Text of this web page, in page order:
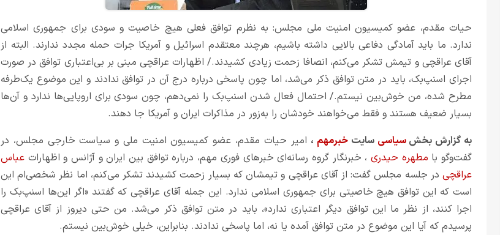
حیات مقدم، عضو کمیسیون امنیت ملی مجلس: به نظرم توافق فعلی هیچ خاصیت و سودی برای جمهوری اسلامی
ندارد. ما باید آمادگی دفاعی بالایی داشته باشیم، هرچند معتقدم اسرائیل و آمریکا جرات حمله مجدد ندارند. البته از
آقای عراقچی و تیمش تشکر می‌کنم، انصافا زحمت زیادی کشیدند./ اظهارات عراقچی مبنی بر بی‌اعتباری توافق در صورت
اجرای اسنپ‌بک، باید در متن توافق ذکر می‌شد، اما چون پاسخی درباره درج آن در توافق ندادند و این موضوع یک‌طرفه
مطرح شده، من خوش‌بین نیستم./ احتمال فعال شدن اسنپ‌بک را نمی‌دهم، چون سودی برای اروپایی‌ها ندارد و آن‌ها
بسیار ضعیف هستند و فقط می‌خواهند خودشان را به‌زور در مذاکرات ایران و آمریکا جا دهند.
به گزارش بخشسیاسی سایت خبرمهم ، امیر حیات مقدم، عضو کمیسیون امنیت ملی و سیاست خارجی مجلس، در
گفت‌وگو با مطهره حیدری ، خبرنگار گروه رسانه‌ای خبرهای فوری مهم، درباره توافق بین ایران و آژانس و اظهارات عباس
عراقچی در جلسه مجلس گفت: از آقای عراقچی و تیمشان که بسیار زحمت کشیدند تشکر می‌کنم، اما نظر شخصی‌ام این
است که این توافق هیچ خاصیتی برای جمهوری اسلامی ندارد. این جمله آقای عراقچی که گفتند «اگر این‌ها اسنپ‌بک را
اجرا کنند، از نظر ما این توافق دیگر اعتباری ندارد»، باید در متن توافق ذکر می‌شد. من حتی دیروز از آقای عراقچی
پرسیدم که آیا این موضوع در متن توافق آمده یا نه، اما پاسخی ندادند. بنابراین، خیلی خوش‌بین نیستم.